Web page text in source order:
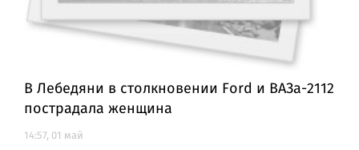
В Лебедяни в столкновении Ford и ВАЗа-2112
пострадала женщина
14:57, 01 май